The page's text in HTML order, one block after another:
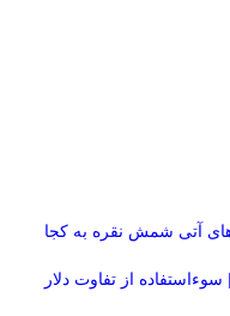
آتی شمش نقره به کجا
اختلاف در هر ۱۰۰ دلار | سوءاستفاده از تفاوت دلار